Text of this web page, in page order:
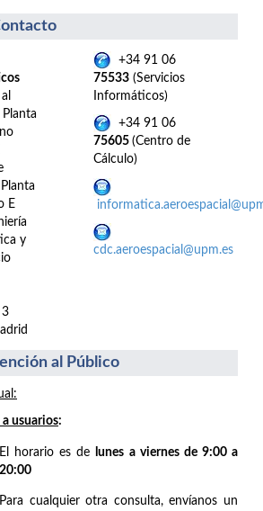
E
y
3
+34 91 06
75533 (Servicios
Informáticos)
+34 91 06
75605 (Centro de
Cálculo)
cdc.aeroespacial@upm.es
al Público
usuarios:
El horario es de
lunes a viernes de 9:00 a
20:00
Para cualquier otra consulta, envíanos un